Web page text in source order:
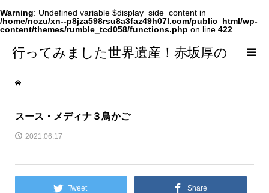
Warning: Undefined variable $display_side_content in
/home/nozu/xn--p8jza598rsu8a3faz49h07l.com/public_html/wp-
content/themes/rumble_tcd058/functions.php on line 422
行ってみました世界遺産！赤坂厚の
world Heritage
スース・メディナ３鳥かご
2021.06.17
Tweet Share